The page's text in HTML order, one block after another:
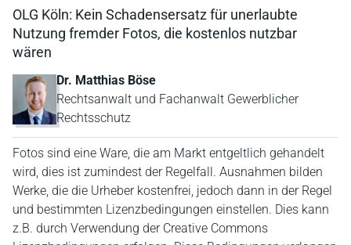
OLG Köln: Kein Schadensersatz für unerlaubte
Nutzung fremder Fotos, die kostenlos nutzbar
wären
Dr. Matthias Böse
Rechtsanwalt und Fachanwalt Gewerblicher
Rechtsschutz
Fotos sind eine Ware, die am Markt entgeltlich gehandelt
wird, dies ist zumindest der Regelfall. Ausnahmen bilden
Werke, die die Urheber kostenfrei, jedoch dann in der Regel
und bestimmten Lizenzbedingungen einstellen. Dies kann
z.B. durch Verwendung der Creative Commons